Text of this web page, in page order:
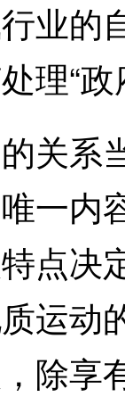
业的
理“
系
一内
点决
运动
除享